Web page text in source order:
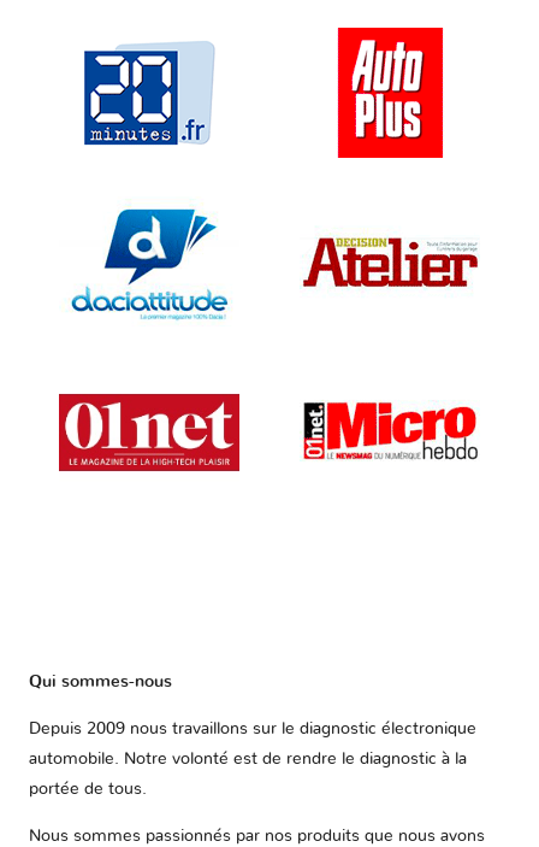
Qui sommes-nous
Depuis 2009 nous travaillons sur le diagnostic électronique
automobile. Notre volonté est de rendre le diagnostic à la
portée de tous.
Nous sommes passionnés par nos produits que nous avons